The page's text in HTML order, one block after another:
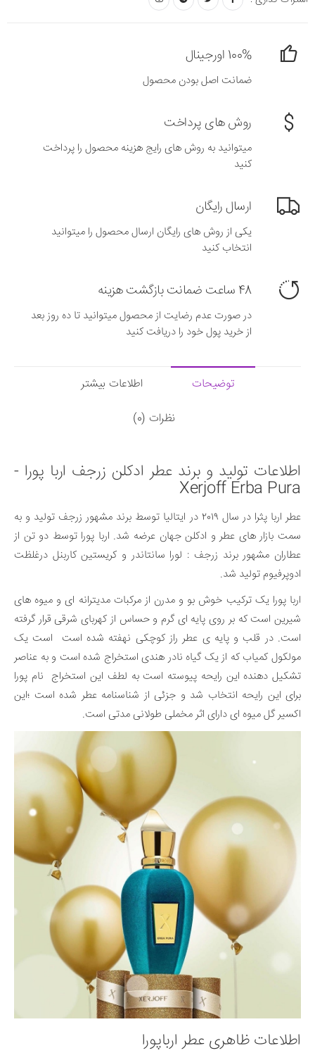
100% اورجینال
ضمانت اصل بودن محصول
روش های پرداخت
میتوانید به روش های رایج هزینه محصول را پرداخت
کنید
ارسال رایگان
یکی از روش های رایگان ارسال محصول را میتوانید
انتخاب کنید
48 ساعت ضمانت بازگشت هزینه
در صورت عدم رضایت از محصول میتوانید تا ده روز بعد
از خرید پول خود را دریافت کنید
توضیحات
اطلاعات بیشتر
نظرات (0)
اطلاعات تولید و برند عطر ادکلن زرجف اربا پورا -
Xerjoff Erba Pura
عطر اربا پثرا در سال ۲۰۱۹ در ایتالیا توسط برند مشهور زرجف تولید و به
سمت بازار های عطر و ادکلن جهان عرضه شد. اربا پورا توسط دو تن از
عطاران مشهور برند زرجف : لورا سانتاندر و کریستین کاربنل درغلظت
ادوپرفیوم تولید شد.
اربا پورا یک ترکیب خوش بو و مدرن از مرکبات مدیترانه ای و میوه های
شیرین است که بر روی پایه ای گرم و حساس از کهربای شرقی قرار گرفته
است. در قلب و پایه ی عطر راز کوچکی نهفته شده است است یک
مولکول کمیاب که از یک گیاه نادر هندی استخراج شده است و به عناصر
تشکیل دهنده این رایحه پیوسته است به لطف این استخراج نام پورا
برای این رایحه انتخاب شد و جزئی از شناسنامه عطر شده است ؛این
اکسیر گل میوه ای دارای اثر مخملی طولانی مدتی است.
اطلاعات ظاهری عطر ارباپورا